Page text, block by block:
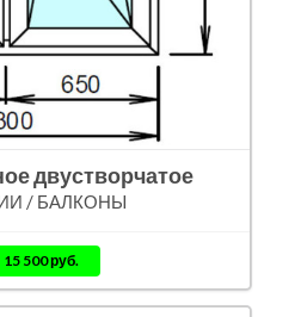
двустворчатое
/ БАЛКОНЫ
15 500 руб.